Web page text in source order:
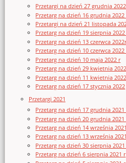
Przetargi na dzień 27 grudnia
Przetarg na dzień 16 grudnia 2022
Przetargi na dzień 21 listopada
Przetarg na dzień 19 sierpnia
Przetarg na dzień 13 czerwca
Przetarg na dzień 10 czerwca 2022
Przetarg na dzień 10 maja 2022 r
Przetarg na dzień 29 kwietnia
Przetarg na dzień 11 kwietnia
Przetarg na dzień 17 stycznia 2022
Przetargi 2021
Przetarg na dzień 17 grudnia 2021
Przetarg na dzień 20 grudnia 2021
Przetarg na dzień 14 września
Przetarg na dzień 13 września
Przetarg na dzień 30 sierpnia
Przetarg na dzień 6 sierpnia 2021 r